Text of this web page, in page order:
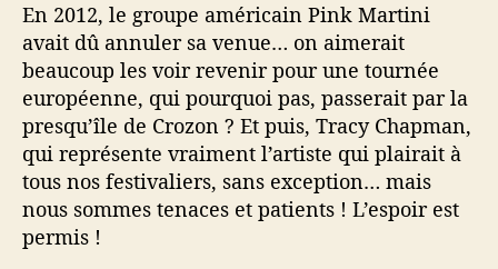
En 2012, le groupe américain Pink Martini
avait dû annuler sa venue… on aimerait
beaucoup les voir revenir pour une tournée
européenne, qui pourquoi pas, passerait par la
presqu’île de Crozon ? Et puis, Tracy Chapman,
qui représente vraiment l’artiste qui plairait à
tous nos festivaliers, sans exception… mais
nous sommes tenaces et patients ! L’espoir est
permis !